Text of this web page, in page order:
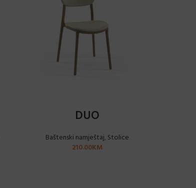
DUO
Baštenski namještaj, Stolice
210.00KM